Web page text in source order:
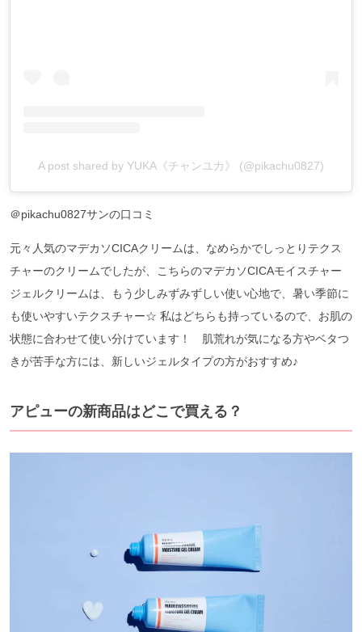
A post shared by YUKA《チャンユカ》 (@pikachu0827)
＠pikachu0827サンの口コミ
元々人気のマデカソCICAクリームは、なめらかでしっとりテクス
チャーのクリームでしたが、こちらのマデカソCICAモイスチャー
ジェルクリームは、もう少しみずみずしい使い心地で、暑い季節に
も使いやすいテクスチャー☆ 私はどちらも持っているので、お肌の
状態に合わせて使い分けています！ 肌荒れが気になる方やベタつ
きが苦手な方には、新しいジェルタイプの方がおすすめ♪
アピューの新商品はどこで買える？